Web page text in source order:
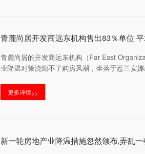
青麓尚居开发商远东机构售出83％单位
青麓尚居的开发商远东机构（Far East
业降温对策浇熄不了购房风潮，坐落于惹兰安
更多详情>>
新一轮房地产业降温措施忽然颁布,弄乱